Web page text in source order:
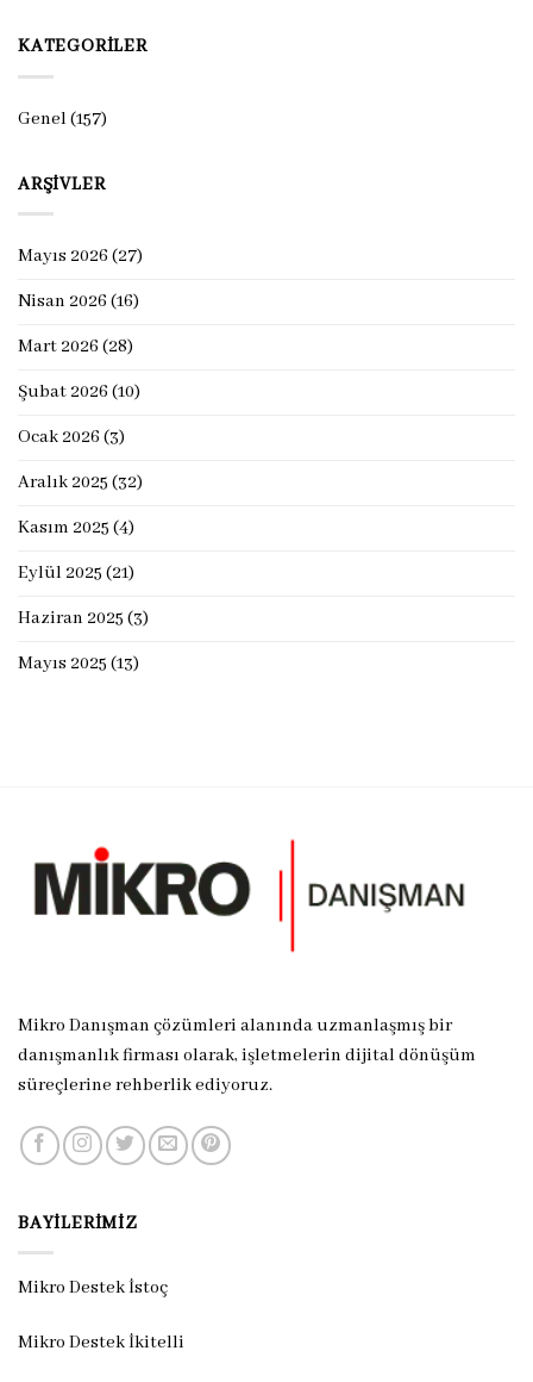
KATEGORILER
Genel(157)
ARŞIVLER
Mayıs 2026 (27)
Nisan 2026 (16)
Mart 2026 (28)
Şubat 2026 (10)
Ocak 2026 (3)
Aralık 2025 (32)
Kasım 2025 (4)
Eylül 2025 (21)
Haziran 2025 (3)
Mayıs 2025 (13)
Mikro Danışman çözümleri alanında uzmanlaşmış bir
danışmanlık firması olarak, işletmelerin dijital dönüşüm
süreçlerine rehberlik ediyoruz.
BAYILERIMIZ
Mikro Destek İstoç
Mikro Destek İkitelli